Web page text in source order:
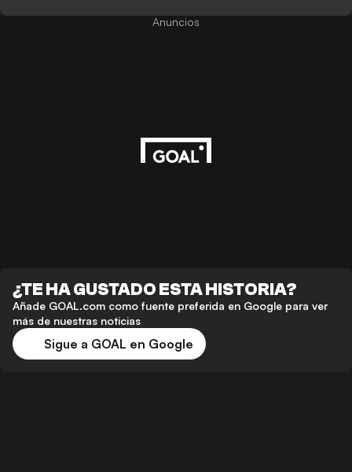
Anuncios
¿TE HA GUSTADO ESTA HISTORIA?
Añade GOAL.com como fuente preferida en Google para ver
más de nuestras noticias
Sigue a GOAL en Google